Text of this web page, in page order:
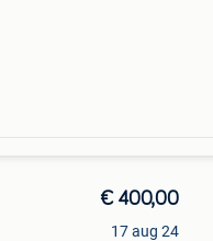
€ 400,00
17 aug 24